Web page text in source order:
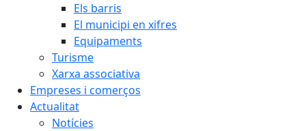
Els barris
El municipi en xifres
Equipaments
Turisme
Xarxa associativa
Empreses i comerços
Actualitat
Notícies